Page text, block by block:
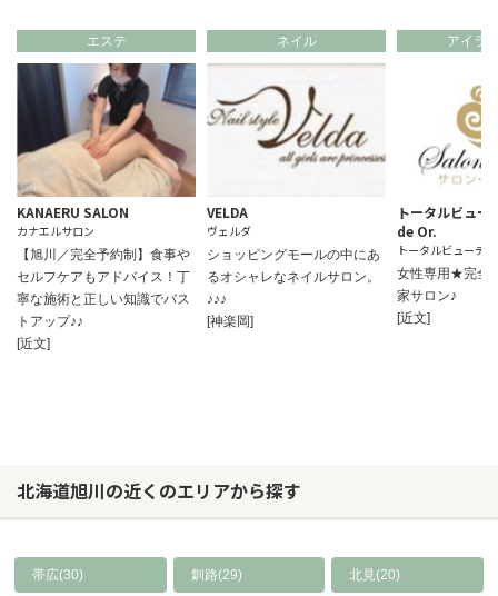
エステ
KANAERU SALON
カナエルサロン
【旭川／完全予約制】食事や
セルフケアもアドバイス！丁
寧な施術と正しい知識でバス
トアップ♪♪
[近文]
ネイル
VELDA
ヴェルダ
ショッピングモールの中にあ
るオシャレなネイルサロン。
♪♪♪
[神楽岡]
アイラ
トータルビュ
de Or.
トータルビューテ
女性専用★完全
家サロン♪
[近文]
北海道旭川の近くのエリアから探す
帯広(30) 釧路(29) 北見(20)